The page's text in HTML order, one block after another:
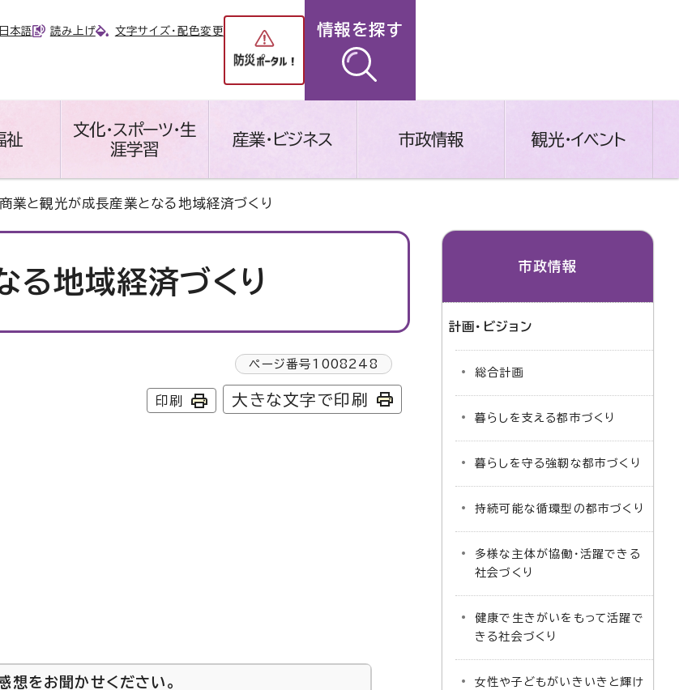
本語 読み上げ 文字サイズ・配色変更 情報を探す
祉
文化・スポーツ・生
涯学習
産業・ビジネス 市政情報 観光・イベント
業と観光が成長産業となる地域経済づくり
る地域経済づくり
ページ番号 1008248
印刷 大きな文字で印刷
想をお聞かせください。
市政情報
計画・ビジョン
総合計画
暮らしを支える都市づくり
暮らしを守る強靭な都市づくり
持続可能な循環型の都市づくり
多様な主体が協働・活躍できる
社会づくり
健康で生きがいをもって活躍で
きる社会づくり
女性や子どもがいきいきと輝け